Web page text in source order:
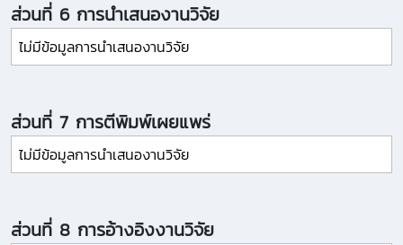
ส่วนที่ 6 การนำเสนองานวิจัย
ไม่มีข้อมูลการนำเสนองานวิจัย
ส่วนที่ 7 การตีพิมพ์เผยแพร่
ไม่มีข้อมูลการนำเสนองานวิจัย
ส่วนที่ 8 การอ้างอิงงานวิจัย